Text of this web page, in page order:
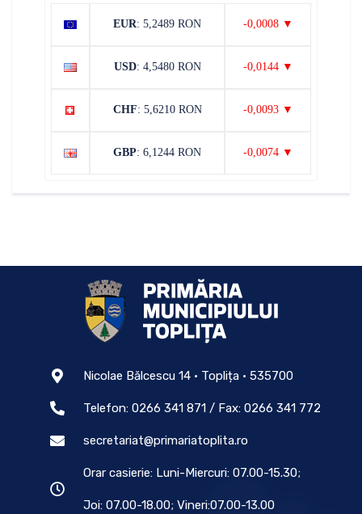
EUR: 5,2489 RON -0,0008 ▼
USD: 4,5480 RON -0,0144 ▼
CHF: 5,6210 RON -0,0093 ▼
GBP: 6,1244 RON -0,0074 ▼
Nicolae Bălcescu 14 • Toplița • 535700
Telefon: 0266 341 871 / Fax: 0266 341 772
secretariat@primariatoplita.ro
Orar casierie: Luni-Miercuri: 07.00-15.30;
Joi: 07.00-18.00; Vineri:07.00-13.00